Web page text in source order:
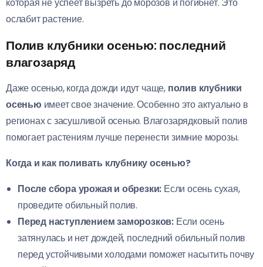
ослабит растение.
Полив клубники осенью: последний
влагозаряд
Даже осенью, когда дожди идут чаще, полив клубники
осенью имеет свое значение. Особенно это актуально в
регионах с засушливой осенью. Влагозарядковый полив
помогает растениям лучше перенести зимние морозы.
Когда и как поливать клубнику осенью?
После сбора урожая и обрезки: Если осень сухая,
проведите обильный полив.
Перед наступлением заморозков: Если осень
затянулась и нет дождей, последний обильный полив
перед устойчивыми холодами поможет насытить почву